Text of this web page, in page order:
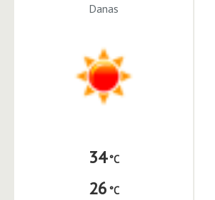
Danas
34
26